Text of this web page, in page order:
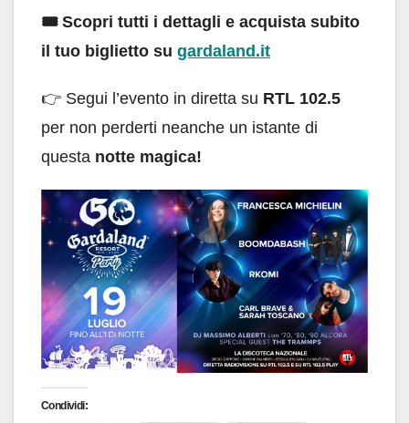
🎟️ Scopri tutti i dettagli e acquista subito
il tuo biglietto su gardaland.it
👉 Segui l’evento in diretta su RTL 102.5
per non perderti neanche un istante di
questa notte magica!
Condividi: